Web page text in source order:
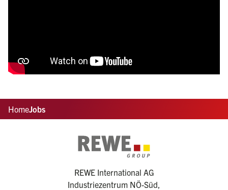
HomeJobs
REWE International AG
Industriezentrum NÖ-Süd,